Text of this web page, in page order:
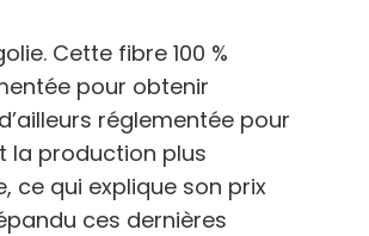
Cette fibre 100 %
pour obtenir
réglementée pour
la production plus
ce qui explique son prix
ces dernières